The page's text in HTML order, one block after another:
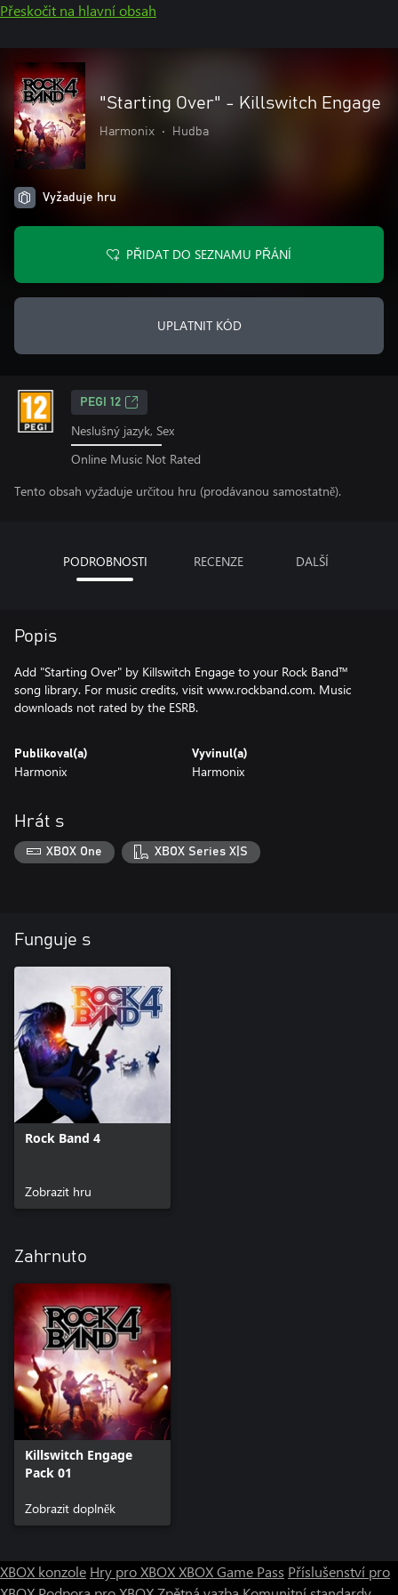
Přeskočit na hlavní obsah
"Starting Over" - Killswitch Engage
Harmonix • Hudba
Vyžaduje hru
PŘIDAT DO SEZNAMU PŘÁNÍ
UPLATNIT KÓD
PEGI 12
Neslušný jazyk, Sex
Online Music Not Rated
Tento obsah vyžaduje určitou hru (prodávanou samostatně).
PODROBNOSTI RECENZE DALŠÍ
Popis
Add "Starting Over" by Killswitch Engage to your Rock Band™
song library. For music credits, visit www.rockband.com. Music
downloads not rated by the ESRB.
Publikoval(a)
Harmonix
Vyvinul(a)
Harmonix
Hrát s
XBOX One XBOX Series X|S
Funguje s
Rock Band 4
Zobrazit hru
Zahrnuto
Killswitch Engage
Pack 01
Zobrazit doplněk
XBOX konzole Hry pro XBOXXBOX Game Pass Příslušenství pro